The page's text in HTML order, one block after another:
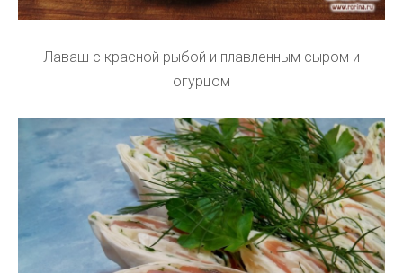
Лаваш с красной рыбой и плавленным сыром и
огурцом